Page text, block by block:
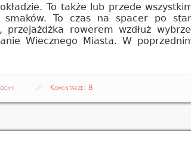
To także lub przede
To czas na spacer po
przejażdżka rowerem wzdłuż
Wiecznego Miasta. W
Komentarze: 8